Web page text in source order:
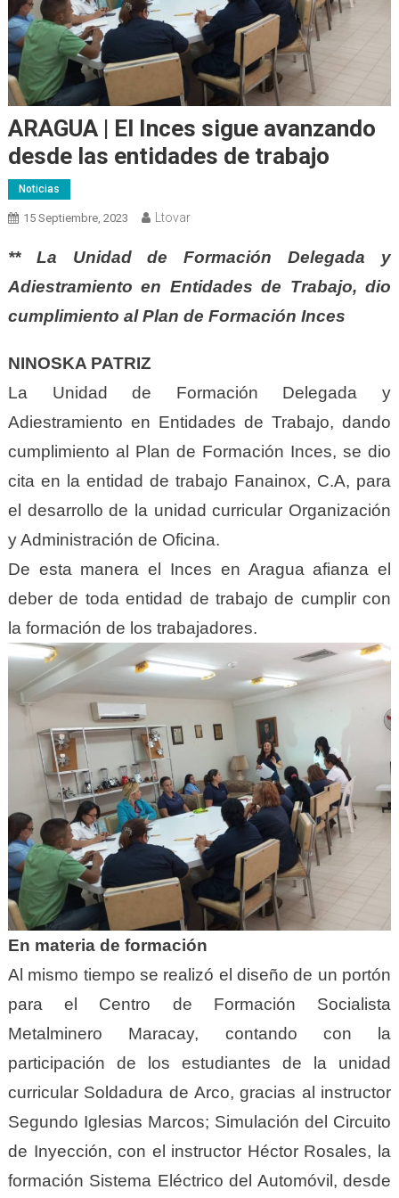
ARAGUA | El Inces sigue avanzando
desde las entidades de trabajo
Noticias
15 Septiembre, 2023 Ltovar
** La Unidad de Formación Delegada y
Adiestramiento en Entidades de Trabajo, dio
cumplimiento al Plan de Formación Inces
NINOSKA PATRIZ
La Unidad de Formación Delegada y
Adiestramiento en Entidades de Trabajo, dando
cumplimiento al Plan de Formación Inces, se dio
cita en la entidad de trabajo Fanainox, C.A, para
el desarrollo de la unidad curricular Organización
y Administración de Oficina.
De esta manera el Inces en Aragua afianza el
deber de toda entidad de trabajo de cumplir con
la formación de los trabajadores.
En materia de formación
Al mismo tiempo se realizó el diseño de un portón
para el Centro de Formación Socialista
Metalminero Maracay, contando con la
participación de los estudiantes de la unidad
curricular Soldadura de Arco, gracias al instructor
Segundo Iglesias Marcos; Simulación del Circuito
de Inyección, con el instructor Héctor Rosales, la
formación Sistema Eléctrico del Automóvil, desde